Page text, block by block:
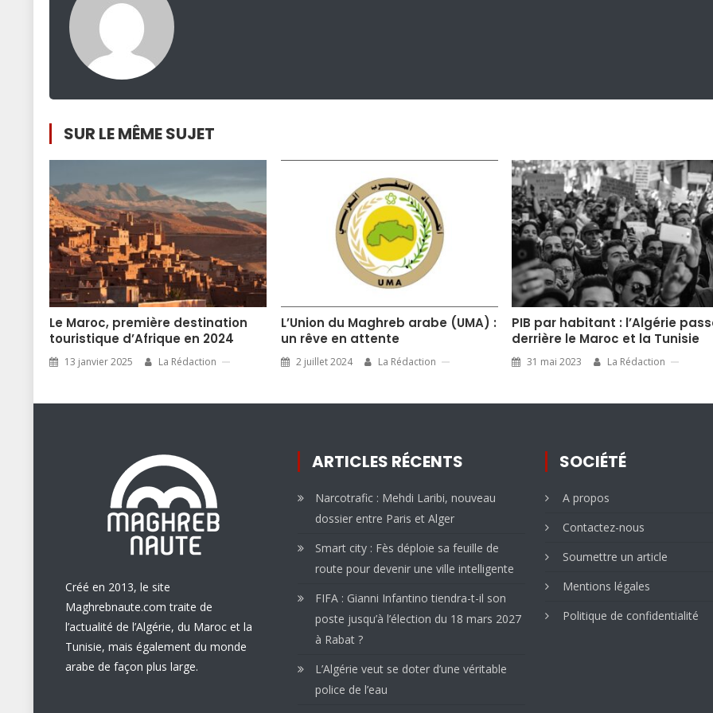
SUR LE MÊME SUJET
Le Maroc, première destination
touristique d’Afrique en 2024
13 janvier 2025 La Rédaction
L’Union du Maghreb arabe (UMA) :
un rêve en attente
2 juillet 2024 La Rédaction
PIB par habitant : l’Algérie
derrière le Maroc et la Tunisie
31 mai 2023 La Rédaction
Créé en 2013, le site
Maghrebnaute.com traite de
l’actualité de l’Algérie, du Maroc et la
Tunisie, mais également du monde
arabe de façon plus large.
ARTICLES RÉCENTS
Narcotrafic : Mehdi Laribi, nouveau
dossier entre Paris et Alger
Smart city : Fès déploie sa feuille de
route pour devenir une ville intelligente
FIFA : Gianni Infantino tiendra-t-il son
poste jusqu’à l’élection du 18 mars 2027
à Rabat ?
L’Algérie veut se doter d’une véritable
police de l’eau
SOCIÉTÉ
A propos
Contactez-nous
Soumettre un article
Mentions légales
Politique de confidentialité